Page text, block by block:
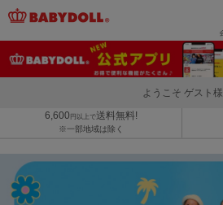
ようこそ ゲスト様
6,600 円以上で送料無料!
※一部地域は除く